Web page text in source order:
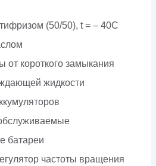
(50/50), t = – 40C
от короткого замыкания
жидкости
батареи
частоты вращения